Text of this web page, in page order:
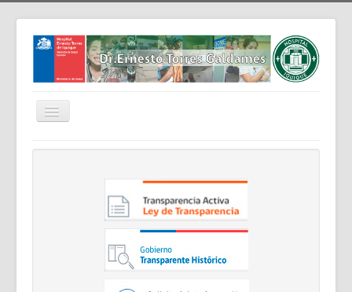
Cambiar
navegación
Home
Trabaja Con Nosotros